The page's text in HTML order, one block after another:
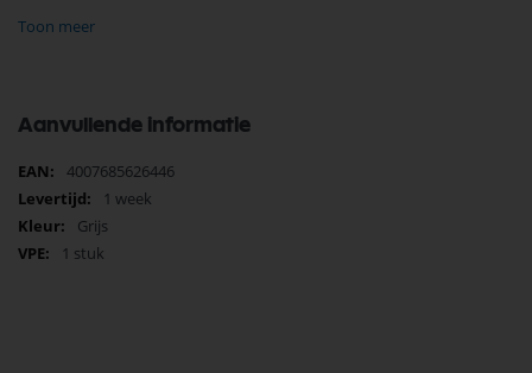
het verschil in installatiegemak.Bestel nu
Toon meer
Aanvullende informatie
Meer
informatie
4007685626446
1 week
Grijs
1 stuk